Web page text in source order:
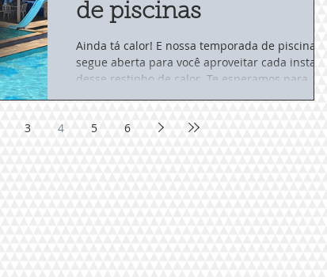
de piscinas
Ainda tá calor! E nossa temporada de piscinas
segue aberta para você aproveitar cada instante
desse restinho de calor. Te esperamos para...
3 4 5 6